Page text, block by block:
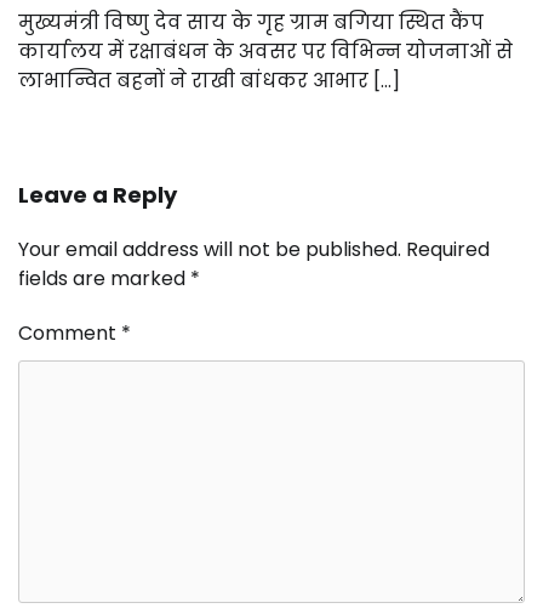
मुख्यमंत्री विष्णु देव साय के गृह ग्राम बगिया स्थित कैंप
कार्यालय में रक्षाबंधन के अवसर पर विभिन्न योजनाओं से
लाभान्वित बहनों ने राखी बांधकर आभार […]
Leave a Reply
Your email address will not be published. Required
fields are marked *
Comment *